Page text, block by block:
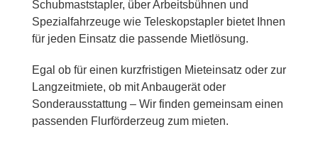
Schub­mast­stap­ler, über Ar­beits­büh­nen und
Spe­zi­al­fahr­zeu­ge wie Te­le­skop­stap­ler bie­tet Ih­nen
für je­den Ein­satz die pas­sen­de Miet­lö­sung.
Egal ob für ei­nen kurz­fris­ti­gen Miet­ein­satz oder zur
Lang­zeit­mie­te, ob mit An­bau­ge­rät oder
Son­der­aus­stat­tung – Wir fin­den ge­mein­sam ei­nen
pas­sen­den Flur­för­der­zeug zum mie­ten.